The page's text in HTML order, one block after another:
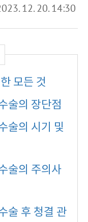
12. 20. 14:30
모든 것
술의 장단점
술의 시기 및
술의 주의사
술 후 청결 관